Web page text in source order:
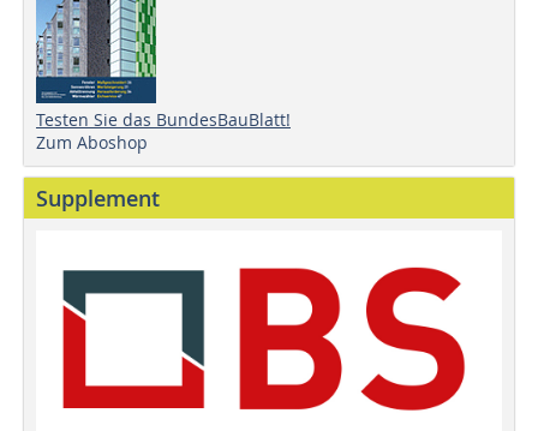
Testen Sie das BundesBauBlatt!
Zum Aboshop
Supplement